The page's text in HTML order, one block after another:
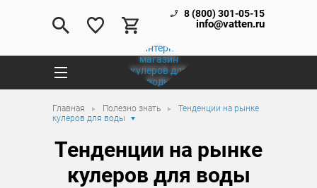
8 (800) 301-05-15
info@vatten.ru
Главная Полезно знать
Тенденции на рынке
кулеров для воды
Тенденции на рынке
кулеров для воды